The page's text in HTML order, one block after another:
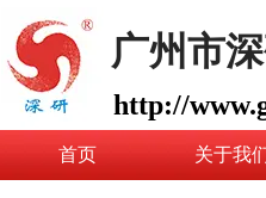
广州市
http://
首页 关于我